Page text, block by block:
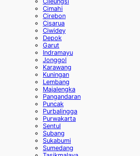
Cimahi
Cirebon
Cisarua
Ciwidey
Depok
Garut
Indramayu
Jonggol
Karawang
Kuningan
Lembang
Majalengka
Pangandaran
Puncak
Purbalingga
Purwakarta
Sentul
Subang
Sukabumi
Sumedang